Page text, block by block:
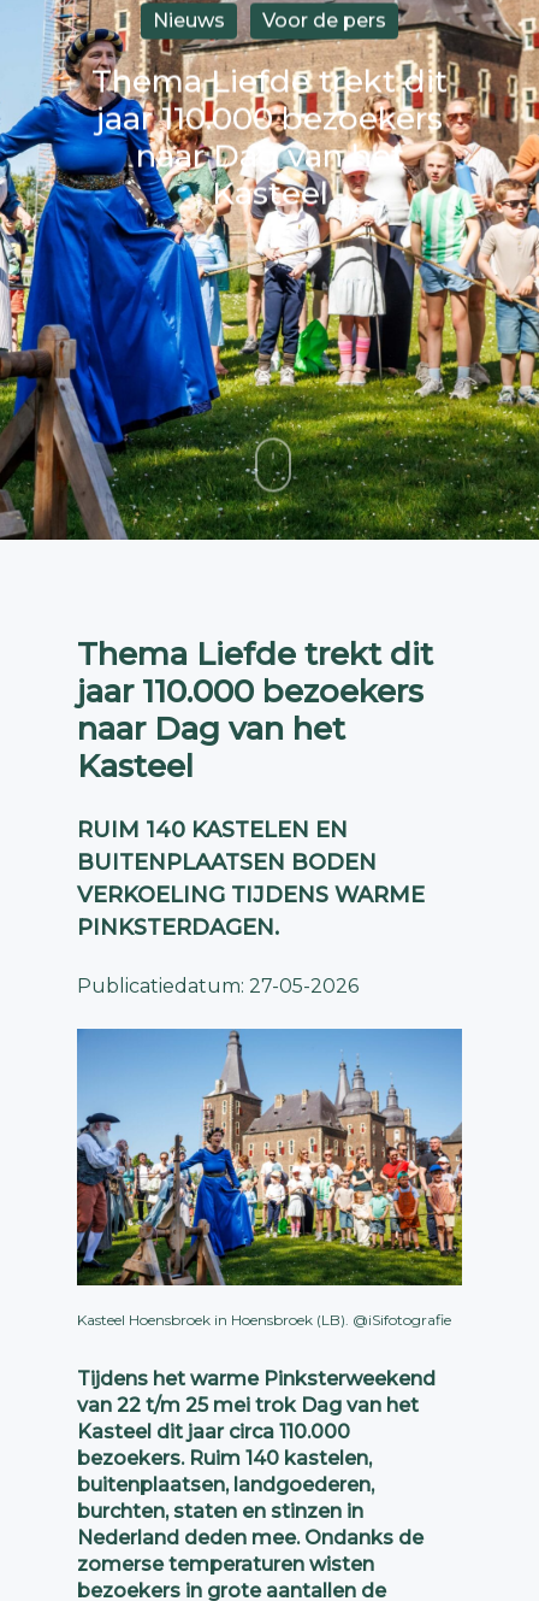
Nieuws Voor de pers
Thema Liefde trekt dit
jaar 110.000 bezoekers
naar Dag van het
Kasteel
Thema Liefde trekt dit
jaar 110.000 bezoekers
naar Dag van het
Kasteel
RUIM 140 KASTELEN EN
BUITENPLAATSEN BODEN
VERKOELING TIJDENS WARME
PINKSTERDAGEN.
Publicatiedatum: 27-05-2026
Kasteel Hoensbroek in Hoensbroek (LB). @iSifotografie
Tijdens het warme Pinksterweekend
van 22 t/m 25 mei trok Dag van het
Kasteel dit jaar circa 110.000
bezoekers. Ruim 140 kastelen,
buitenplaatsen, landgoederen,
burchten, staten en stinzen in
Nederland deden mee. Ondanks de
zomerse temperaturen wisten
bezoekers in grote aantallen de